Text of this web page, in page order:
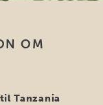
OM
Tanzania